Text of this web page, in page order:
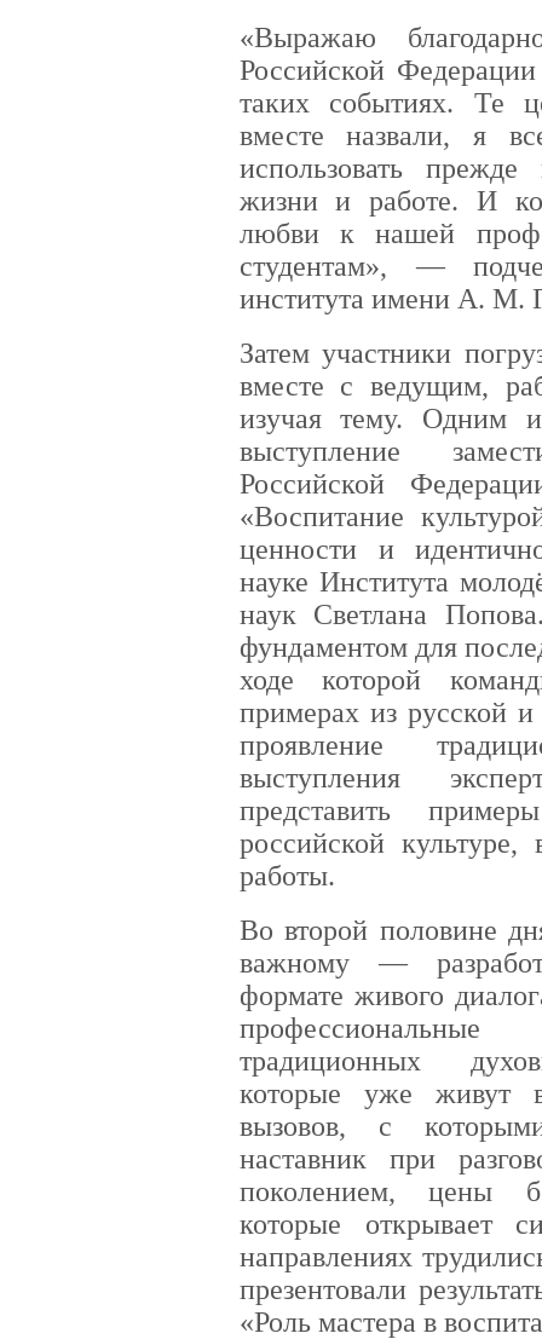
«Выражаю
Российской Федерации
таких событиях. Те
вместе назвали, я
использовать
жизни и работе. И
любви к нашей
студентам», —
института имени А. М.
Затем участники
вместе с ведущим,
изучая тему. Одним
выступление
Российской
«Воспитание
ценности и
науке Института
наук Светлана
фундаментом для
ходе которой
примерах из русской
проявление
выступления
представить
российской
работы.
Во второй половине
важному —
формате живого
традиционных
которые уже живут в
вызовов, с
наставник при
поколением, цены
которые открывает
направлениях
презентовали
«Роль мастера в